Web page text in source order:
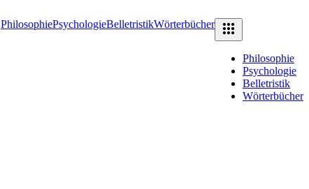
PhilosophiePsychologieBelletristikWörterbücher
Philosophie
Psychologie
Belletristik
Wörterbücher